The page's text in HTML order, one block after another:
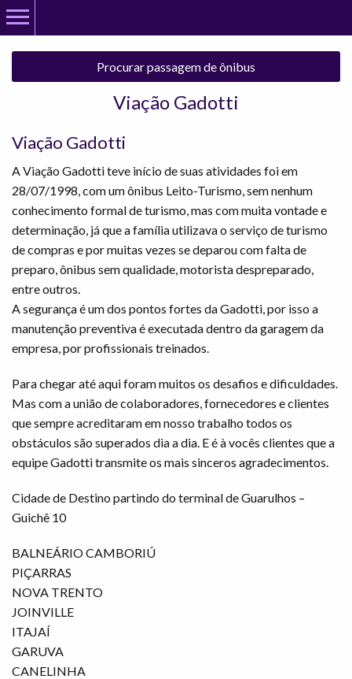
Procurar passagem de ônibus
Viação Gadotti
Viação Gadotti
A Viação Gadotti teve início de suas atividades foi em
28/07/1998, com um ônibus Leito-Turismo, sem nenhum
conhecimento formal de turismo, mas com muita vontade e
determinação, já que a família utilizava o serviço de turismo
de compras e por muitas vezes se deparou com falta de
preparo, ônibus sem qualidade, motorista despreparado,
entre outros.
A segurança é um dos pontos fortes da Gadotti, por isso a
manutenção preventiva é executada dentro da garagem da
empresa, por profissionais treinados.
Para chegar até aqui foram muitos os desafios e dificuldades.
Mas com a união de colaboradores, fornecedores e clientes
que sempre acreditaram em nosso trabalho todos os
obstáculos são superados dia a dia. E é à vocês clientes que a
equipe Gadotti transmite os mais sinceros agradecimentos.
Cidade de Destino partindo do terminal de Guarulhos –
Guichê 10
BALNEÁRIO CAMBORIÚ
PIÇARRAS
NOVA TRENTO
JOINVILLE
ITAJAÍ
GARUVA
CANELINHA